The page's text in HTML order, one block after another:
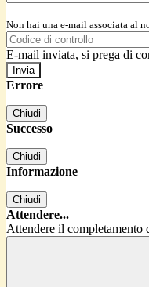
Non hai una e-mail associata al
E-mail inviata, si prega di
Errore
Chiudi
Successo
Chiudi
Informazione
Chiudi
Attendere...
Attendere il completamento